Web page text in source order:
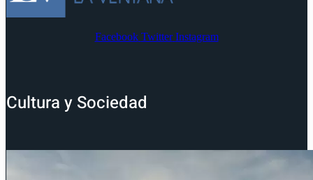
Facebook Twitter Instagram
Cultura y Sociedad